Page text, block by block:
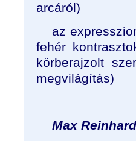
arcáról)
az
fehér
körberajzolt
megvilágítás)
Max